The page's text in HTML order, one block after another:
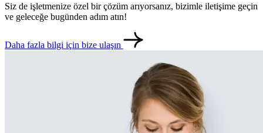
Siz de işletmenize özel bir çözüm arıyorsanız, bizimle iletişime geçin
ve geleceğe bugünden adım atın!
Daha fazla bilgi için bize ulaşın